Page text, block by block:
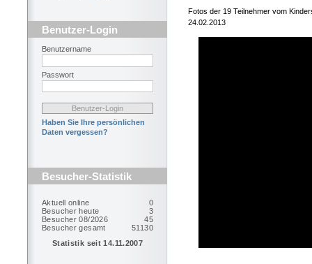
Benutzer-Login
Benutzername
Passwort
Haben Sie Ihre persönlichen
Daten vergessen?
Besucher-Statistik
Fotos der 19 Teilnehmer vom
24.02.2013